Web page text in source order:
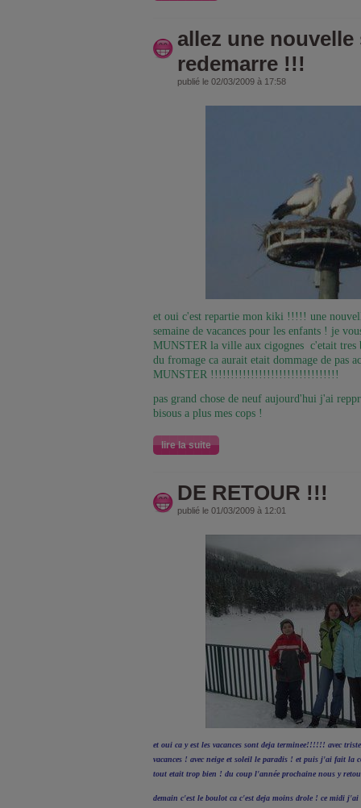
allez une
redemarre !!!
publié le 02/03/2009 à 17:58
et oui c'est repartie mon kiki !!!!! une
semaine de vacances pour les enfants ! je
MUNSTER la ville aux cigognes c'etait tres
du fromage ca aurait etait dommage de pas
MUNSTER !!!!!!!!!!!!!!!!!!!!!!!!!!!!!!!!
pas grand chose de neuf aujourd'hui j'ai
bisous a plus mes cops !
lire la suite
DE RETOUR !!!
publié le 01/03/2009 à 12:01
et oui ca y est les vacances sont deja terminee!!!!!! avec
vacances ! avec neige et soleil le paradis ! et puis j'ai fait la
tout etait trop bien ! du coup l'année prochaine nous y
demain c'est le boulot ca c'est deja moins drole ! ce midi